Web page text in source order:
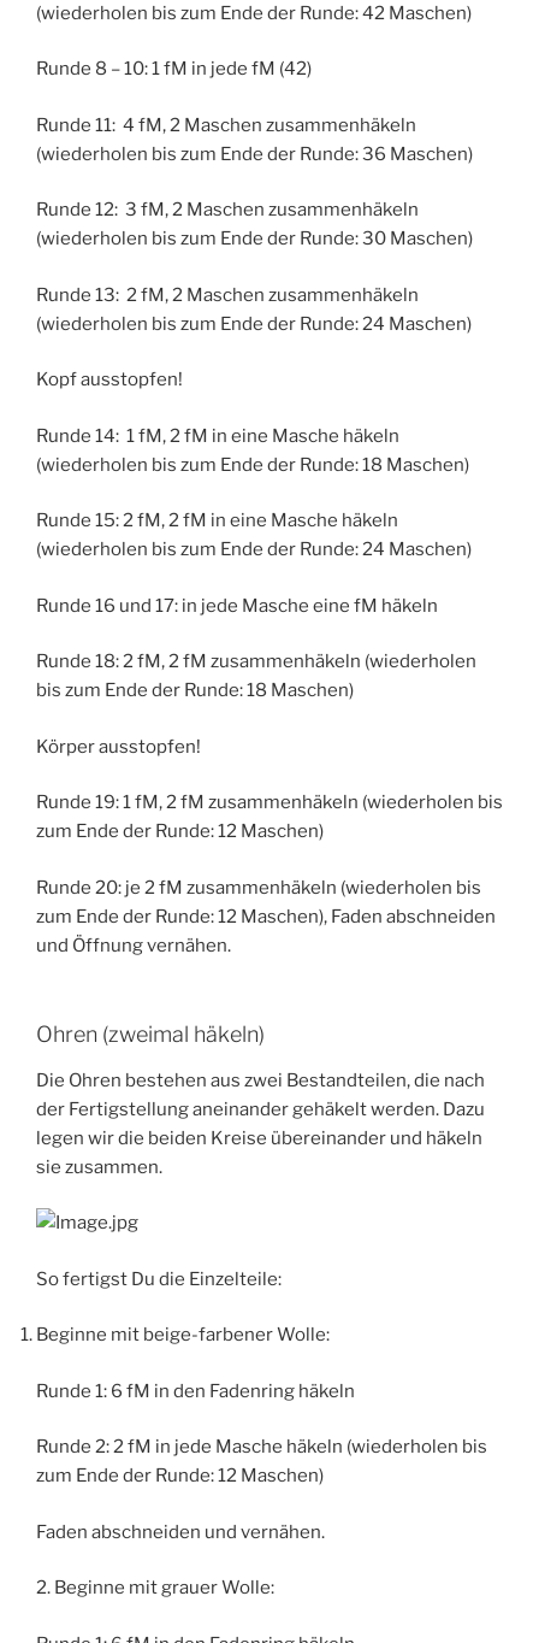
(wiederholen bis zum Ende der Runde: 42 Maschen)
Runde 8 – 10: 1 fM in jede fM (42)
Runde 11: 4 fM, 2 Maschen zusammenhäkeln
(wiederholen bis zum Ende der Runde: 36 Maschen)
Runde 12: 3 fM, 2 Maschen zusammenhäkeln
(wiederholen bis zum Ende der Runde: 30 Maschen)
Runde 13: 2 fM, 2 Maschen zusammenhäkeln
(wiederholen bis zum Ende der Runde: 24 Maschen)
Kopf ausstopfen!
Runde 14: 1 fM, 2 fM in eine Masche häkeln
(wiederholen bis zum Ende der Runde: 18 Maschen)
Runde 15: 2 fM, 2 fM in eine Masche häkeln
(wiederholen bis zum Ende der Runde: 24 Maschen)
Runde 16 und 17: in jede Masche eine fM häkeln
Runde 18: 2 fM, 2 fM zusammenhäkeln (wiederholen
bis zum Ende der Runde: 18 Maschen)
Körper ausstopfen!
Runde 19: 1 fM, 2 fM zusammenhäkeln (wiederholen bis
zum Ende der Runde: 12 Maschen)
Runde 20: je 2 fM zusammenhäkeln (wiederholen bis
zum Ende der Runde: 12 Maschen), Faden abschneiden
und Öffnung vernähen.
Ohren (zweimal häkeln)
Die Ohren bestehen aus zwei Bestandteilen, die nach
der Fertigstellung aneinander gehäkelt werden. Dazu
legen wir die beiden Kreise übereinander und häkeln
sie zusammen.
So fertigst Du die Einzelteile:
Beginne mit beige-farbener Wolle:
Runde 1: 6 fM in den Fadenring häkeln
Runde 2: 2 fM in jede Masche häkeln (wiederholen bis
zum Ende der Runde: 12 Maschen)
Faden abschneiden und vernähen.
2. Beginne mit grauer Wolle: